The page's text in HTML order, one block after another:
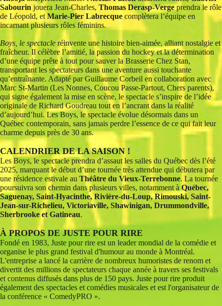
Sabourin jouera Jean-Charles, Thomas Derasp-Vergeprendra le rôle
de Léopold, etMarie-Pier Labrecque complètera l’équipe en
incarnant plusieurs rôles féminins.
Boys, le spectacle réinvente une histoire bien-aimée, alliant nostalgie et
fraîcheur. Il célèbre l’amitié, la passion du hockey et la détermination
d’une équipe prête à tout pour sauver la Brasserie Chez Stan,
transportant les spectateurs dans une aventure aussi touchante
qu’entraînante. Adapté par Guillaume Corbeil en collaboration avec
Marc St-Martin (Les Nonnes, Coucou Passe-Partout, Chers parents),
qui signe également la mise en scène, le spectacle s’inspire de l’idée
originale de Richard Goudreau tout en l’ancrant dans la réalité
d’aujourd’hui. Les Boys, le spectacle évolue désormais dans un
Québec contemporain, sans jamais perdre l’essence de ce qui fait leur
charme depuis près de 30 ans.
CALENDRIER DE LA SAISON !
Les Boys, le spectacle prendra d’assaut les salles du Québec dès l’été
2025, marquant le début d’une tournée très attendue qui débutera par
une résidence estivale au Théâtre du Vieux-Terrebonne. La tournée
poursuivra son chemin dans plusieurs villes, notamment à Québec,
Saguenay, Saint-Hyacinthe, Rivière-du-Loup, Rimouski, Saint-
Jean-sur-Richelieu, Victoriaville, Shawinigan, Drummondville,
Sherbrooke et Gatineau.
À PROPOS DE JUSTE POUR RIRE
Fondé en 1983, Juste pour rire est un leader mondial de la comédie et
organise le plus grand festival d'humour au monde à Montréal.
L'entreprise a lancé la carrière de nombreux humoristes de renom et
divertit des millions de spectateurs chaque année à travers ses festivals
et contenus diffusés dans plus de 150 pays. Juste pour rire produit
également des spectacles et comédies musicales et est l'organisateur de
la conférence « ComedyPRO ».